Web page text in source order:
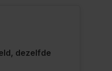
dezelfde